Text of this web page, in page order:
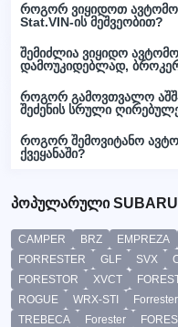
როგორ ვიყიდოთ
Stat.VIN-ის მეშვეობით?
შემიძლია ვიყიდო
დამოუკიდებლად,
როგორ გამოვთვალო აშშ-
შეძენის სრული
როგორ შემოვიტანო
ქვეყანაში?
პოპულარული
CAMPER BRZ EMPREZA
FORRESTER
GLF SVX
FORESTOR
XVCT
ROGUE
WRX-STI Forrester
TREBECA
Forester